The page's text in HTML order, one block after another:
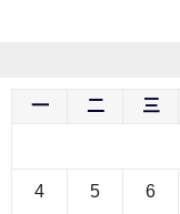
一 二 三
4 5 6